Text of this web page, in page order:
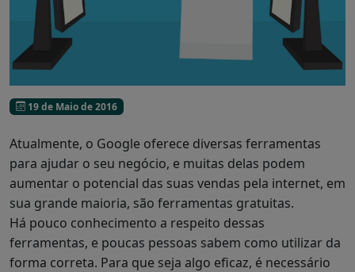
19 de Maio de 2016
Atualmente, o Google oferece diversas ferramentas
para ajudar o seu negócio, e muitas delas podem
aumentar o potencial das suas vendas pela internet, em
sua grande maioria, são ferramentas gratuitas.
Há pouco conhecimento a respeito dessas
ferramentas, e poucas pessoas sabem como utilizar da
forma correta. Para que seja algo eficaz, é necessário